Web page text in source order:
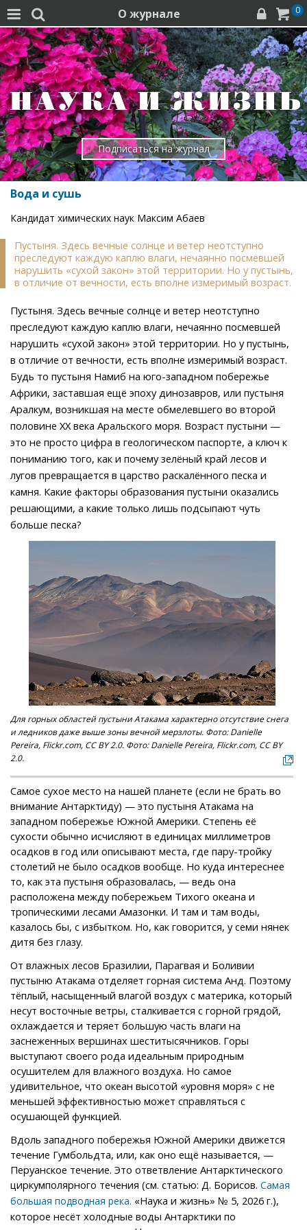
  О журнале   0
Подписаться на журнал
Вода и сушь
Кандидат химических наук Максим Абаев
Пустыня. Здесь вечные солнце и ветер неотступно
преследуют каждую каплю влаги, нечаянно посмевшей
нарушить «сухой закон» этой территории. Но у пустынь,
в отличие от вечности, есть вполне измеримый возраст.
Пустыня. Здесь вечные солнце и ветер неотступно
преследуют каждую каплю влаги, нечаянно посмевшей
нарушить «сухой закон» этой территории. Но у пустынь,
в отличие от вечности, есть вполне измеримый возраст.
Будь то пустыня Намиб на юго-западном побережье
Африки, заставшая ещё эпоху динозавров, или пустыня
Аралкум, возникшая на месте обмелевшего во второй
половине XX века Аральского моря. Возраст пустыни —
это не просто цифра в геологическом паспорте, а ключ к
пониманию того, как и почему зелёный край лесов и
лугов превращается в царство раскалённого песка и
камня. Какие факторы образования пустыни оказались
решающими, а какие только лишь подсыпают чуть
больше песка?
Для горных областей пустыни Атакама характерно отсутствие снега
и ледников даже выше зоны вечной мерзлоты. Фото: Danielle
Pereira, Flickr.com, CC BY 2.0. Фото: Danielle Pereira, Flickr.com, CC BY
2.0.
Самое сухое место на нашей планете (если не брать во
внимание Антарктиду) — это пустыня Атакама на
западном побережье Южной Америки. Степень её
сухости обычно исчисляют в единицах миллиметров
осадков в год или описывают места, где пару-тройку
столетий не было осадков вообще. Но куда интереснее
то, как эта пустыня образовалась, — ведь она
расположена между побережьем Тихого океана и
тропическими лесами Амазонки. И там и там воды,
казалось бы, с избытком. Но, как говорится, у семи нянек
дитя без глазу.
От влажных лесов Бразилии, Парагвая и Боливии
пустыню Атакама отделяет горная система Анд. Поэтому
тёплый, насыщенный влагой воздух с материка, который
несут восточные ветры, сталкивается с горной грядой,
охлаждается и теряет большую часть влаги на
заснеженных вершинах шеститысячников. Горы
выступают своего рода идеальным природным
осушителем для влажного воздуха. Но самое
удивительное, что океан высотой «уровня моря» с не
меньшей эффективностью может справляться с
осушающей функцией.
Вдоль западного побережья Южной Америки движется
течение Гумбольдта, или, как оно ещё называется, —
Перуанское течение. Это ответвление Антарктического
циркумполярного течения (см. статью: Д. Борисов. Самая
большая подводная река. «Наука и жизнь» № 5, 2026 г.),
которое несёт холодные воды Антарктики по